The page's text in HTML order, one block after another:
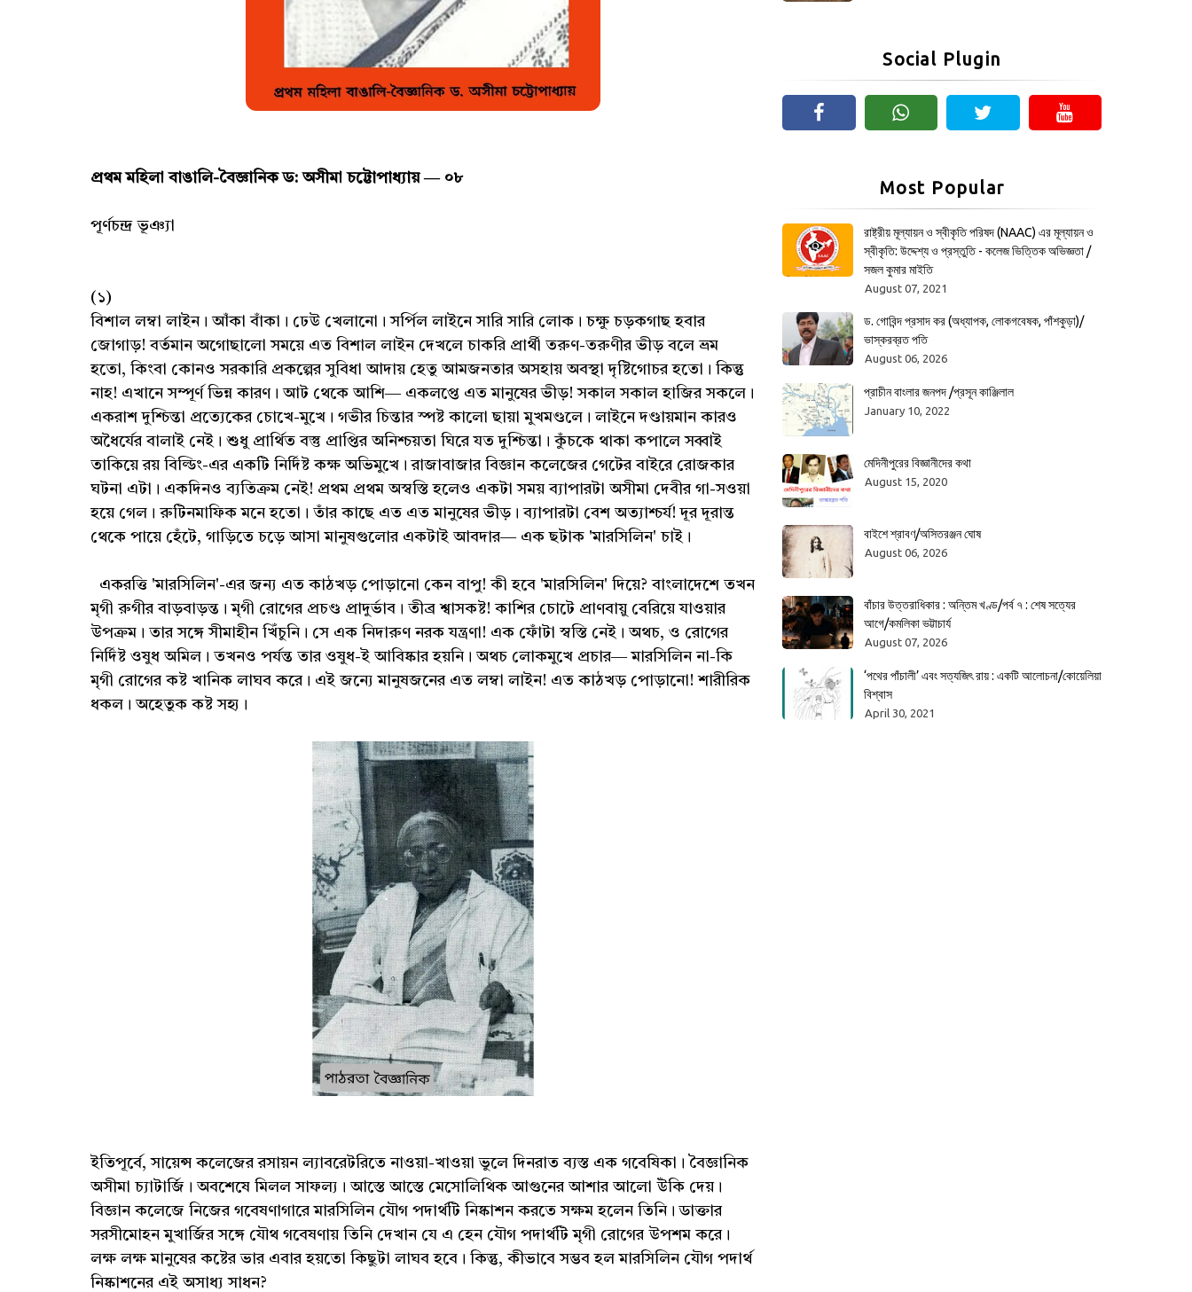
প্রথম মহিলা বাঙালি-বৈজ্ঞানিক ড: অসীমা চট্টোপাধ্যায় ― ০৮
পূর্ণচন্দ্র ভূঞ্যা
(১)
বিশাল লম্বা লাইন। আঁকা বাঁকা। ঢেউ খেলানো। সর্পিল লাইনে সারি সারি লোক। চক্ষু চড়কগাছ হবার
জোগাড়! বর্তমান অগোছালো সময়ে এত বিশাল লাইন দেখলে চাকরি প্রার্থী তরুণ-তরুণীর ভীড় বলে ভ্রম
হতো, কিংবা কোনও সরকারি প্রকল্পের সুবিধা আদায় হেতু আমজনতার অসহায় অবস্থা দৃষ্টিগোচর হতো। কিন্তু
নাহ! এখানে সম্পূর্ণ ভিন্ন কারণ। আট থেকে আশি― একলপ্তে এত মানুষের ভীড়! সকাল সকাল হাজির সকলে।
একরাশ দুশ্চিন্তা প্রত্যেকের চোখে-মুখে। গভীর চিন্তার স্পষ্ট কালো ছায়া মুখমণ্ডলে। লাইনে দণ্ডায়মান কারও
অধৈর্যের বালাই নেই। শুধু প্রার্থিত বস্তু প্রাপ্তির অনিশ্চয়তা ঘিরে যত দুশ্চিন্তা। কুঁচকে থাকা কপালে সব্বাই
তাকিয়ে রয় বিল্ডিং-এর একটি নির্দিষ্ট কক্ষ অভিমুখে। রাজাবাজার বিজ্ঞান কলেজের গেটের বাইরে রোজকার
ঘটনা এটা। একদিনও ব্যতিক্রম নেই! প্রথম প্রথম অস্বস্তি হলেও একটা সময় ব্যাপারটা অসীমা দেবীর গা-সওয়া
হয়ে গেল। রুটিনমাফিক মনে হতো। তাঁর কাছে এত এত মানুষের ভীড়। ব্যাপারটা বেশ অত্যাশ্চর্য! দূর দূরান্ত
থেকে পায়ে হেঁটে, গাড়িতে চড়ে আসা মানুষগুলোর একটাই আবদার― এক ছটাক 'মারসিলিন' চাই।
একরত্তি 'মারসিলিন'-এর জন্য এত কাঠখড় পোড়ানো কেন বাপু! কী হবে 'মারসিলিন' দিয়ে? বাংলাদেশে তখন
মৃগী রুগীর বাড়বাড়ন্ত। মৃগী রোগের প্রচণ্ড প্রাদুর্ভাব। তীব্র শ্বাসকষ্ট! কাশির চোটে প্রাণবায়ু বেরিয়ে যাওয়ার
উপক্রম। তার সঙ্গে সীমাহীন খিঁচুনি। সে এক নিদারুণ নরক যন্ত্রণা! এক ফোঁটা স্বস্তি নেই। অথচ, ও রোগের
নির্দিষ্ট ওষুধ অমিল। তখনও পর্যন্ত তার ওষুধ-ই আবিষ্কার হয়নি। অথচ লোকমুখে প্রচার― মারসিলিন না-কি
মৃগী রোগের কষ্ট খানিক লাঘব করে। এই জন্যে মানুষজনের এত লম্বা লাইন! এত কাঠখড় পোড়ানো! শারীরিক
ধকল। অহেতুক কষ্ট সহ্য।
ইতিপূর্বে, সায়েন্স কলেজের রসায়ন ল্যাবরেটরিতে নাওয়া-খাওয়া ভুলে দিনরাত ব্যস্ত এক গবেষিকা। বৈজ্ঞানিক
অসীমা চ্যাটার্জি। অবশেষে মিলল সাফল্য। আস্তে আস্তে মেসোলিথিক আগুনের আশার আলো উঁকি দেয়।
বিজ্ঞান কলেজে নিজের গবেষণাগারে মারসিলিন যৌগ পদার্থটি নিষ্কাশন করতে সক্ষম হলেন তিনি। ডাক্তার
সরসীমোহন মুখার্জির সঙ্গে যৌথ গবেষণায় তিনি দেখান যে এ হেন যৌগ পদার্থটি মৃগী রোগের উপশম করে।
লক্ষ লক্ষ মানুষের কষ্টের ভার এবার হয়তো কিছুটা লাঘব হবে। কিন্তু, কীভাবে সম্ভব হল মারসিলিন যৌগ পদার্থ
নিষ্কাশনের এই অসাধ্য সাধন?
Social Plugin
Most Popular
রাষ্ট্রীয় মূল্যায়ন ও স্বীকৃতি পরিষদ (NAAC) এর মূল্যায়ন ও
স্বীকৃতি: উদ্দেশ্য ও প্রস্তুতি - কলেজ ভিত্তিক অভিজ্ঞতা /
সজল কুমার মাইতি
August 07, 2021
ড. গোবিন্দ প্রসাদ কর (অধ্যাপক, লোকগবেষক, পাঁশকুড়া)/
ভাস্করব্রত পতি
August 06, 2026
প্রাচীন বাংলার জনপদ /প্রসূন কাঞ্জিলাল
January 10, 2022
মেদিনীপুরের বিজ্ঞানীদের কথা
August 15, 2020
বাইশে শ্রাবণ/অসিতরঞ্জন ঘোষ
August 06, 2026
বাঁচার উত্তরাধিকার : অন্তিম খণ্ড/পর্ব ৭ : শেষ সত্যের
আগে/কমলিকা ভট্টাচার্য
August 07, 2026
‘পথের পাঁচালী’ এবং সত্যজিৎ রায় : একটি আলোচনা/কোয়েলিয়া
বিশ্বাস
April 30, 2021